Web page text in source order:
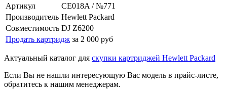
Артикул
CE018A / №771
Производитель Hewlett Packard
Совместимость DJ Z6200
Продать картридж за 2 000 руб
Актуальный каталог для скупки картриджей Hewlett Packard
Если Вы не нашли интересующую Вас модель в прайс-листе,
обратитесь к нашим менеджерам.